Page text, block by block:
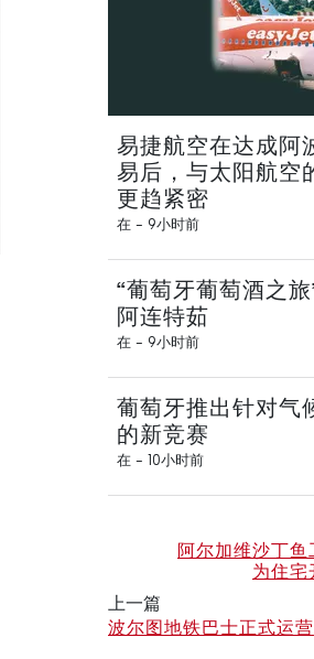
易捷航空在达成阿
易后，与太阳航空
更趋紧密
在 - 9小时前
“葡萄牙葡萄酒之旅
阿连特茹
在 - 9小时前
葡萄牙推出针对气
的新竞赛
在 - 10小时前
阿尔加维沙丁鱼
为住宅
上一篇
波尔图地铁巴士正式运营